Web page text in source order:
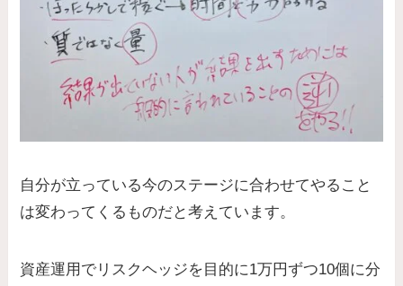
自分が立っている今のステージに合わせてやること
は変わってくるものだと考えています。
資産運用でリスクヘッジを目的に1万円ずつ10個に分